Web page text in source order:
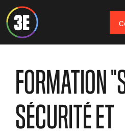
FORMATION
SÉCURITÉ ET